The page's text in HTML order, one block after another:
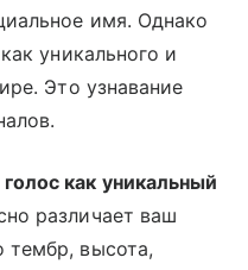
имя. Однако
уникального и
Это узнавание
как уникальный
различает ваш
тембр, высота,